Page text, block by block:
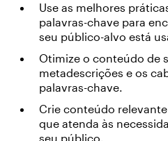
Use as melhores
palavras-chave para
seu público-alvo está
Otimize o conteúdo de
metadescrições e os
palavras-chave.
Crie conteúdo
que atenda às
seu público.